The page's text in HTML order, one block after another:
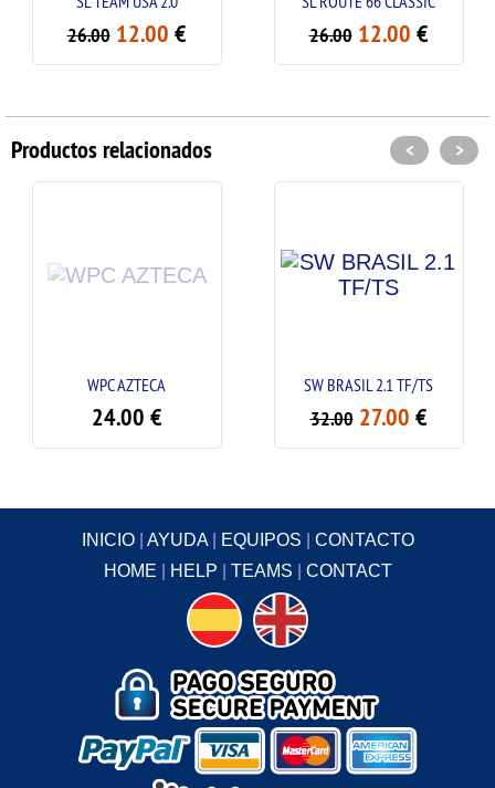
12.00€ 12.00€
Productos relacionados
WPC AZTECA
€
SW BRASIL 2.1 TF/TS
27.00€
< >
INICIO| AYUDA| EQUIPOS
CONTACTO
HOME
HELP TEAMS CONTACT